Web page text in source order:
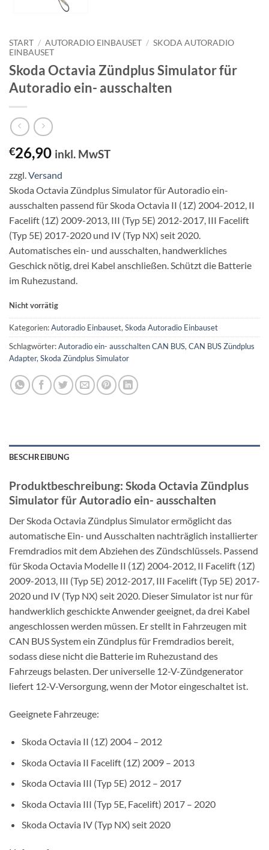
START / AUTORADIO EINBAUSET / SKODA AUTORADIO
EINBAUSET
Skoda Octavia Zündplus Simulator für
Autoradio ein- ausschalten
€26,90 inkl. MwST
zzgl.Versand
Skoda Octavia Zündplus Simulator für Autoradio ein-
ausschalten passend für Skoda Octavia II (1Z) 2004-2012, II
Facelift (1Z) 2009-2013, III (Typ 5E) 2012-2017, III Facelift
(Typ 5E) 2017-2020 und IV (Typ NX) seit 2020.
Automatisches ein- und ausschalten, handwerkliches
Geschick nötig, drei Kabel anschließen. Schützt die Batterie
im Ruhezustand.
Nicht vorrätig
Kategorien:Autoradio Einbauset, Skoda Autoradio Einbauset
Schlagwörter:Autoradio ein- ausschalten CAN BUS, CAN BUS Zündplus
Adapter, Skoda Zündplus Simulator
BESCHREIBUNG
Produktbeschreibung: Skoda Octavia Zündplus
Simulator für Autoradio ein- ausschalten
Der Skoda Octavia Zündplus Simulator ermöglicht das
automatische Ein- und Ausschalten nachträglich installierter
Fremdradios mit dem Abziehen des Zündschlüssels. Passend
für Skoda Octavia Modelle II (1Z) 2004-2012, II Facelift (1Z)
2009-2013, III (Typ 5E) 2012-2017, III Facelift (Typ 5E) 2017-
2020 und IV (Typ NX) seit 2020. Dieser Simulator ist nur für
handwerklich geschickte Anwender geeignet, da drei Kabel
angeschlossen werden müssen. Er stellt in Fahrzeugen mit
CAN BUS System ein Zündplus für Fremdradios bereit,
sodass diese nicht die Batterie im Ruhezustand des
Fahrzeugs belasten. Der universelle 12-V-Zündgenerator
liefert 12-V-Versorgung, wenn der Motor eingeschaltet ist.
Geeignete Fahrzeuge:
Skoda Octavia II (1Z) 2004 – 2012
Skoda Octavia II Facelift (1Z) 2009 – 2013
Skoda Octavia III (Typ 5E) 2012 – 2017
Skoda Octavia III (Typ 5E, Facelift) 2017 – 2020
Skoda Octavia IV (Typ NX) seit 2020